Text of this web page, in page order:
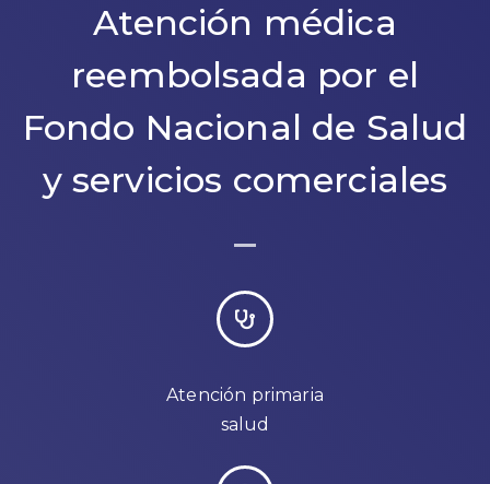
Atención médica
reembolsada por el
Fondo Nacional de Salud
y servicios comerciales
Atención primaria
salud